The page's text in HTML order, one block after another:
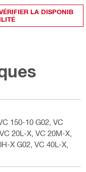
LA DISPONIB
150-10 G02, VC
20L-X, VC 20M-X,
X G02, VC 40L-X,